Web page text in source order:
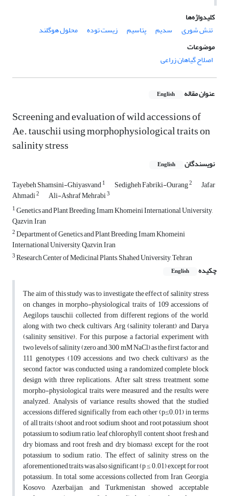
کلیدواژه‌ها
تنش شوری
سدیم پتاسیم زیست توده
محلول هوگلند
موضوعات
اصلاح گیاهان زراعی
عنوان مقاله English
Screening and evaluation of wild accessions of
Ae. tauschii using morphophysiological traits on
salinity stress
نویسندگان English
Tayebeh Shamsini-Ghiyasvand1 Sedigheh Fabriki-Ourang2 Jafar
Ahmadi2 Ali-Ashraf Mehrabi3
1Genetics and Plant Breeding, Imam Khomeini International University,
Qazvin, Iran
2Department of Genetics and Plant Breeding, Imam Khomeini
International University, Qazvin, Iran
3Research Center of Medicinal Plants, Shahed University, Tehran
چکیده
English
The aim of this study was to investigate the effect of salinity stress
on changes in morpho-physiological traits of 109 accessions of
Aegilops tauschii collected from different regions of the world,
along with two check cultivars, Arg (salinity tolerant) and Darya
(salinity sensitive). For this purpose, a factorial experiment with
two levels of salinity (zero and 300 mM NaCl) as the first factor and
111 genotypes (109 accessions and two check cultivars) as the
second factor was conducted using a randomized complete block
design with three replications. After salt stress treatment, some
morpho-physiological traits were measured and the results were
analyzed. Analysis of variance results showed that the studied
accessions differed significally from each other (p≤0.01) in terms
of all traits (shoot and root sodium, shoot and root potassium, shoot
potassium to sodium ratio, leaf chlorophyll content, shoot fresh and
dry biomass, and root fresh and dry biomass), except for the root
potassium to sodium ratio. The effect of salinity stress on the
aforementioned traits was also significant (p ≤ 0.01) except for root
potassium. In total, some accessions collected from Iran, Georgia,
Kosovo, Azerbaijan, and Turkmenistan showed acceptable